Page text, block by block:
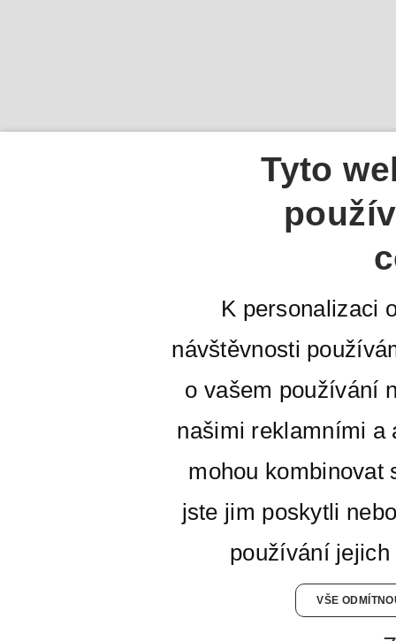
Tyto
K personalizaci
návštěvnosti
o vašem používání
našimi reklamními a
mohou kombinovat
jste jim poskytli
používání
VŠE